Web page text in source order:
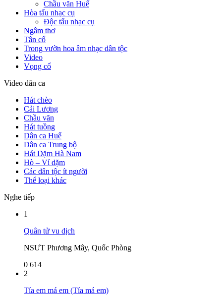
Chầu văn Huế
Hòa tấu nhạc cụ
Độc tấu nhạc cụ
Ngâm thơ
Tân cổ
Trong vườn hoa âm nhạc dân tộc
Video
Vọng cổ
Video dân ca
Hát chèo
Cải Lương
Chầu văn
Hát tuồng
Dân ca Huế
Dân ca Trung bộ
Hát Dặm Hà Nam
Hò – Ví dặm
Các dân tộc ít người
Thể loại khác
Nghe tiếp
1
Quân tử vu dịch
NSƯT Phương Mây, Quốc Phòng
0 614
2
Tía em má em (Tía má em)